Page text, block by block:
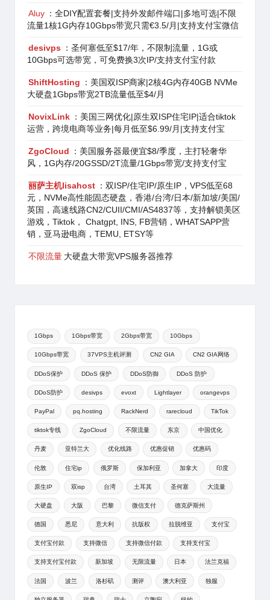
Aluy ：全DIY配置套餐|支持外发邮件端口|多地可选|不限
流量1核1G内存10Gbps带宽只需€3.5/月|支持支付宝微信
desivps
：圣何塞低至$17/年，不限制流量，1G或
10Gbps可选带宽，可免费换3次IP/支持支付宝付款
ShiftHosting
：美国双ISP商家|2核4G内存40GB NVMe
大硬盘1Gbps带宽2TB流量低至$4/月
NovixLink ：美国三网优化|原生双ISP住宅IP|适合tiktok
运营，跨境电商等业务|每月低至$6.99/月|支持支付宝
ZgoCloud
：美国服务器最便宜$8/季度，主打轻奢华
风，1G内存/20GSSD/2T流量/1Gbps带宽/支持支付宝
丽萨主机lisahost ：双ISP/住宅IP/原生IP，VPS低至68
元，NVMe高性能固态硬盘，香港/台湾/日本/新加坡/美国/
英国，高速线路CN2/CUII/CMI/AS4837等，支持解锁美区
游戏，Tiktok， Chatgpt, INS, FB营销，WHATSAPP营
销，亚马逊电商，TEMU, ETSY等
不限流量 大硬盘大带宽VPS服务器推荐
1Gbps 1Gbps带宽 2Gbps带宽 10Gbps
10Gbps带宽 37VPS主机评测 CN2 GIA CN2 GIA网络
DDoS保护 DDoS 保护 DDoS防御 DDoS 防护
DDoS防护 desivps evoxt Lightlayer orangevps
PayPal pq.hosting RackNerd rarecloud TikTok
tiktok专线 ZgoCloud 不限流量 东京 中国优化
丹麦 亚特兰大 优化线路 优惠促销 优惠码
伦敦 住宅ip 俄罗斯 保加利亚 加拿大 印度
原生IP 双isp 台湾 土耳其 圣何塞 大流量
大硬盘 大阪 巴黎 微信支付 德克萨斯州
德国 悉尼 意大利 抗版权 拉脱维亚 支付宝
支付宝付款 支持微信 支持微信付款 支持支付宝
支持支付宝付款 新加坡 无限流量 日本 法兰克福
法国 波兰 洛杉矶 测评 澳大利亚 独服